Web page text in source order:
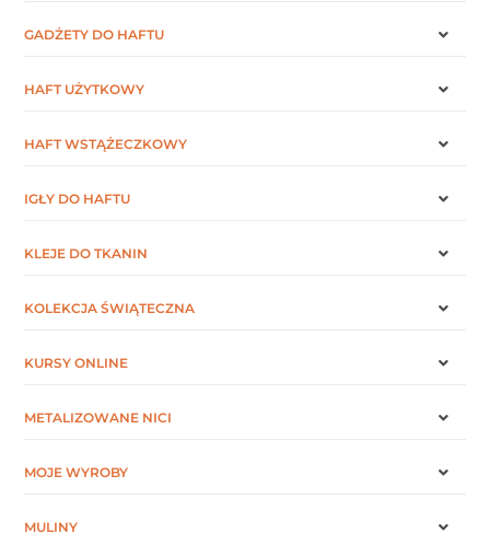
GADŻETY DO HAFTU
HAFT UŻYTKOWY
HAFT WSTĄŻECZKOWY
IGŁY DO HAFTU
KLEJE DO TKANIN
KOLEKCJA ŚWIĄTECZNA
KURSY ONLINE
METALIZOWANE NICI
MOJE WYROBY
MULINY